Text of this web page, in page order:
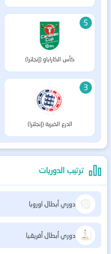
5
كأس الكاراباو (إنجلترا)
3
الدرع الخيرية (إنجلترا)
ترتيب الدوريات
دوري أبطال اوروبا
دوري أبطال أفريقيا